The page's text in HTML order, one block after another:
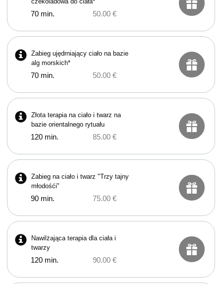
70 min. 50.00 €
Zabieg ujędrniający ciało na bazie
alg morskich*
70 min. 50.00 €
Złota terapia na ciało i twarz na
bazie orientalnego rytuału
120 min. 85.00 €
Zabieg na ciało i twarz "Trzy tajny
młodośći"
90 min. 75.00 €
Nawilżająca terapia dla ciała i
twarzy
120 min. 90.00 €